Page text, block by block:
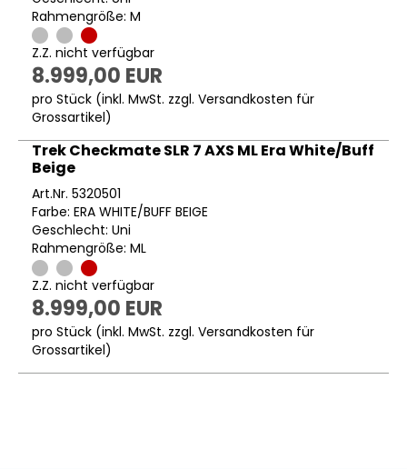
Rahmengröße: M
Z.Z. nicht verfügbar
8.999,00 EUR
pro Stück (inkl. MwSt. zzgl. Versandkosten für
Grossartikel)
Trek Checkmate SLR 7 AXS ML Era White/Buff
Beige
Art.Nr. 5320501
Farbe: ERA WHITE/BUFF BEIGE
Geschlecht: Uni
Rahmengröße: ML
Z.Z. nicht verfügbar
8.999,00 EUR
pro Stück (inkl. MwSt. zzgl. Versandkosten für
Grossartikel)